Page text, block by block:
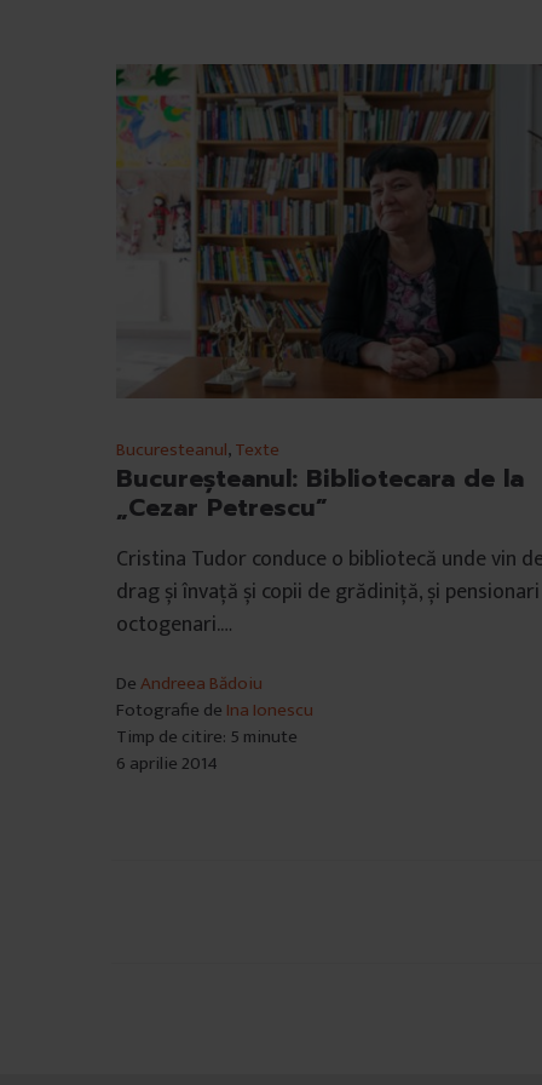
l
u
i
Bucuresteanul,Texte
Bucureşteanul: Bibliotecara de la
„Cezar Petrescu”
Cristina Tudor conduce o bibliotecă unde vin
drag și învață și copii de grădiniță, și pensionari
octogenari.…
DeAndreea Bădoiu
Fotografie de Ina Ionescu
Timp de citire: 5 minute
6 aprilie 2014